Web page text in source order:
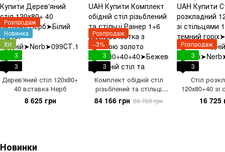
Розпродаж
Новинка
Хіт
3
3
Дерев'яний стіл 120х80+
40 вставка Нерб
8 625 грн
Розпродаж
−3%
3
3
Комплект обідній стіл
різьблений та стільці
Раінер 1+6 слонова
кістка з патиною золото
84 166 грн 86 769 грн
Розпродаж
3
3
Стіл
120х80+40 зі
1+6 Нерб
16 725
Новинки